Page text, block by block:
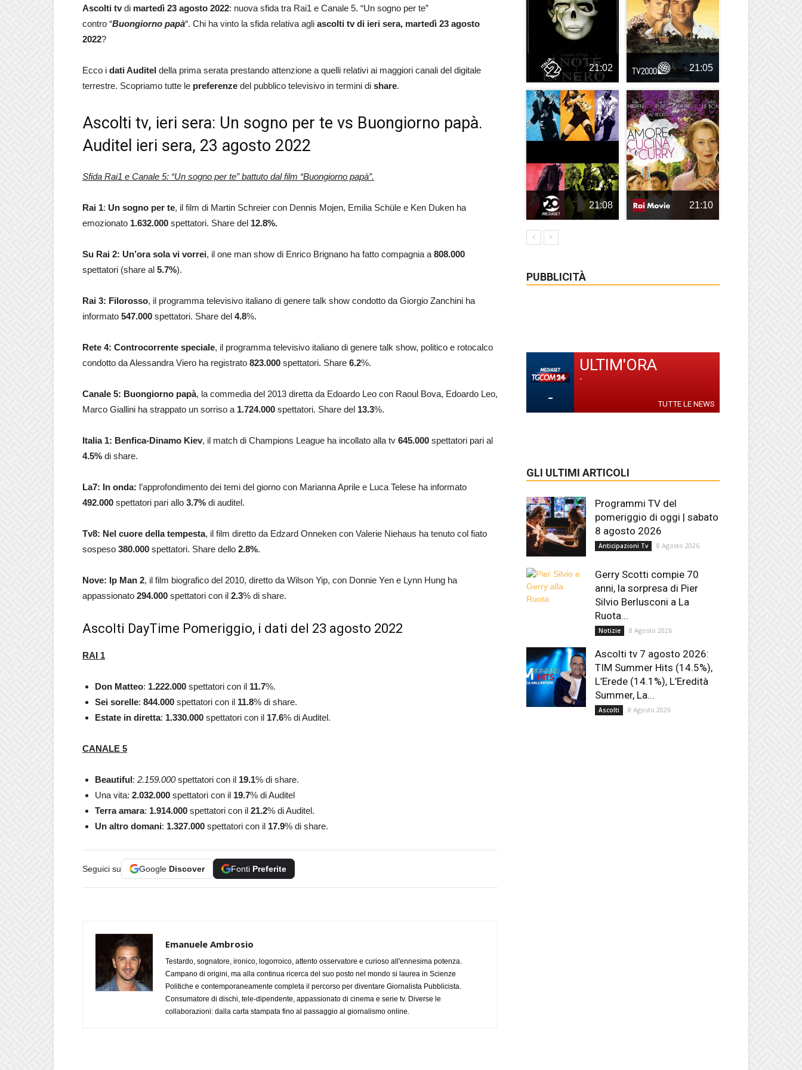
Ascolti tvdi martedì 23 agosto 2022: nuova sfida tra Rai1 e Canale 5. “Un sogno per te”
contro “Buongiorno papà“. Chi ha vinto la sfida relativa agli ascolti tv di ieri sera, martedì 23 agosto
2022?
Ecco i dati Auditel della prima serata prestando attenzione a quelli relativi ai maggiori canali del digitale
terrestre. Scopriamo tutte le preferenze del pubblico televisivo in termini di share.
Ascolti tv, ieri sera: Un sogno per te vs Buongiorno papà.
Auditel ieri sera, 23 agosto 2022
Sfida Rai1 e Canale 5: “Un sogno per te” battuto dal film “Buongiorno papà”.
Rai 1: Un sogno per te, il film di Martin Schreier con Dennis Mojen, Emilia Schüle e Ken Duken ha
emozionato 1.632.000 spettatori. Share del 12.8%.
Su Rai 2: Un’ora sola vi vorrei, il one man show di Enrico Brignano ha fatto compagnia a 808.000
spettatori (share al 5.7%).
Rai 3: Filorosso, il programma televisivo italiano di genere talk show condotto da Giorgio Zanchini ha
informato 547.000 spettatori. Share del 4.8%.
Rete 4: Controcorrente speciale, il programma televisivo italiano di genere talk show, politico e rotocalco
condotto da Alessandra Viero ha registrato 823.000 spettatori. Share 6.2%.
Canale 5: Buongiorno papà, la commedia del 2013 diretta da Edoardo Leo con Raoul Bova, Edoardo Leo,
Marco Giallini ha strappato un sorriso a 1.724.000 spettatori. Share del 13.3%.
Italia 1: Benfica-Dinamo Kiev, il match di Champions League ha incollato alla tv 645.000 spettatori pari al
4.5% di share.
La7: In onda: l’approfondimento dei temi del giorno con Marianna Aprile e Luca Telese ha informato
492.000 spettatori pari allo 3.7% di auditel.
Tv8: Nel cuore della tempesta, il film diretto da Edzard Onneken con Valerie Niehaus ha tenuto col fiato
sospeso 380.000 spettatori. Share dello 2.8%.
Nove: Ip Man 2, il film biografico del 2010, diretto da Wilson Yip, con Donnie Yen e Lynn Hung ha
appassionato 294.000 spettatori con il 2.3% di share.
Ascolti DayTime Pomeriggio, i dati del 23 agosto 2022
RAI 1
Don Matteo: 1.222.000 spettatori con il 11.7%.
Sei sorelle: 844.000 spettatori con il 11.8% di share.
Estate in diretta: 1.330.000 spettatori con il 17.6% di Auditel.
CANALE 5
Beautiful: 2.159.000spettatori con il 19.1% di share.
Una vita: 2.032.000 spettatori con il 19.7% di Auditel
Terra amara: 1.914.000 spettatori con il 21.2% di Auditel.
Un altro domani: 1.327.000 spettatori con il 17.9% di share.
Seguici su Google Discover Fonti Preferite
Emanuele Ambrosio
Testardo, sognatore, ironico, logorroico, attento osservatore e curioso all'ennesima potenza.
Campano di origini, ma alla continua ricerca del suo posto nel mondo si laurea in Scienze
Politiche e contemporaneamente completa il percorso per diventare Giornalista Pubblicista.
Consumatore di dischi, tele-dipendente, appassionato di cinema e serie tv. Diverse le
collaborazioni: dalla carta stampata fino al passaggio al giornalismo online.
21:02 21:05
21:08 21:10
PUBBLICITÀ
-
ULTIM'ORA
-
TUTTE LE NEWS
GLI ULTIMI ARTICOLI
Programmi TV del
pomeriggio di oggi | sabato
8 agosto 2026
Anticipazioni Tv 8 Agosto 2026
Gerry Scotti compie 70
anni, la sorpresa di Pier
Silvio Berlusconi a La
Ruota...
Notizie 8 Agosto 2026
Ascolti tv 7 agosto 2026:
TIM Summer Hits (14.5%),
L’Erede (14.1%), L’Eredità
Summer, La...
Ascolti 8 Agosto 2026